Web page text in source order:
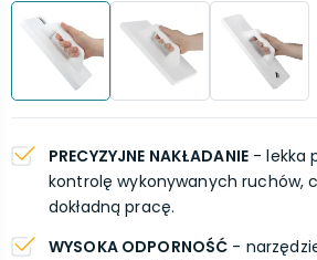
PRECYZYJNE NAKŁADANIE- lekka
kontrolę wykonywanych ruchów,
dokładną pracę.
WYSOKA ODPORNOŚĆ -